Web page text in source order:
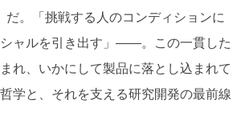
。「挑戦する人のコンディションに
ャルを引き出す」——。この一貫した
れ、いかにして製品に落とし込まれて
学と、それを支える研究開発の最前線